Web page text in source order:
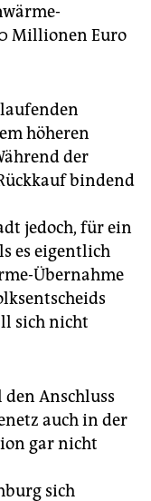
Millionen Euro
höheren
der
bindend
jedoch, für ein
es eigentlich
Übernahme
sich nicht
Anschluss
auch in der
gar nicht
sich